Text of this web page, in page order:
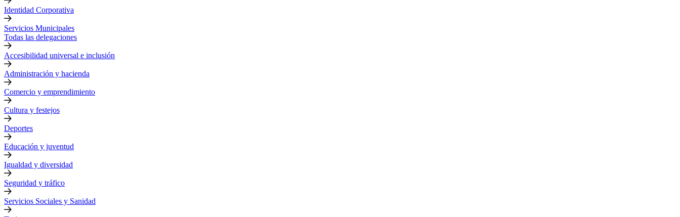
Identidad Corporativa
Servicios Municipales
Todas las delegaciones
Accesibilidad universal e inclusión
Administración y hacienda
Comercio y emprendimiento
Cultura y festejos
Deportes
Educación y juventud
Igualdad y diversidad
Seguridad y tráfico
Servicios Sociales y Sanidad